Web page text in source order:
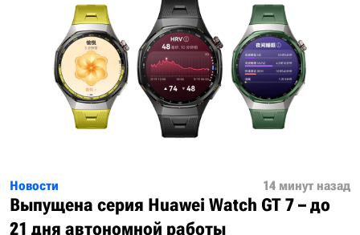
Новости 14 минут назад
Выпущена серия Huawei Watch GT 7 – до
21 дня автономной работы